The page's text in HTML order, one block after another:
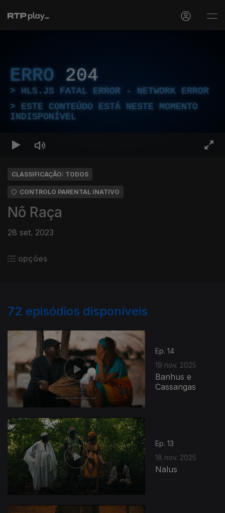
ERRO 204
HLS.JS FATAL ERROR - NETWORK ERROR
ESTE CONTEÚDO ESTÁ NESTE MOMENTO
INDISPONÍVEL
CLASSIFICAÇÃO: TODOS
CONTROLO PARENTAL INATIVO
Nô Raça
28 set. 2023
opções
72 episódios disponíveis
Ep. 14
19 nov. 2025
Banhus e
Cassangas
Ep. 13
18 nov. 2025
Nalus